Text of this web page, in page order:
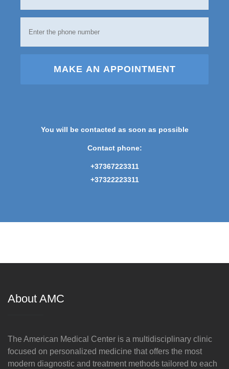
MAKE AN APPOINTMENT
You will be contacted as soon as possible
Contact phone:
+37367223311
+37322223311
About AMC
The American Medical Center is a multidisciplinary clinic
focused on personalized medicine that offers the most
modern diagnostic and treatment methods tailored to each